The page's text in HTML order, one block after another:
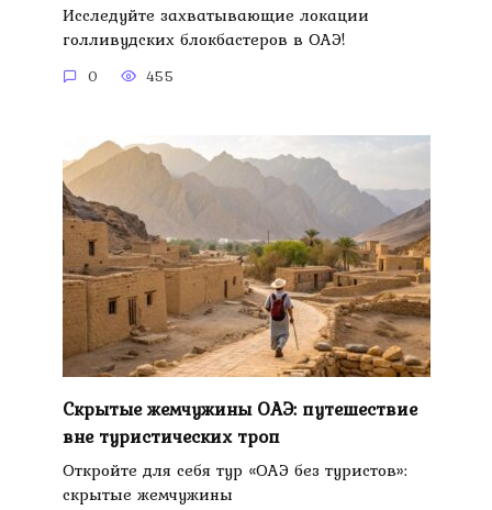
Исследуйте захватывающие локации
голливудских блокбастеров в ОАЭ!
0 455
Скрытые жемчужины ОАЭ: путешествие
вне туристических троп
Откройте для себя тур «ОАЭ без туристов»:
скрытые жемчужины